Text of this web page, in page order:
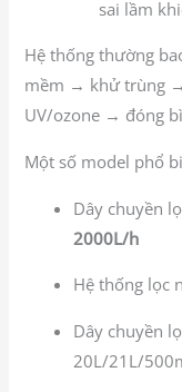
Hệ thống thường
mềm → khử trùng
UV/ozone → đóng
Một số model phổ
Dây chuyền
2000L/h
Hệ thống lọc
Dây chuyền
20L/21L/